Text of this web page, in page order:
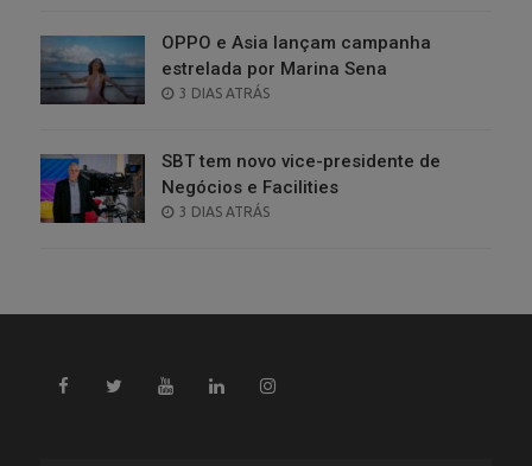
OPPO e Asia lançam campanha
estrelada por Marina Sena
POSTED
3 DIAS ATRÁS
SBT tem novo vice-presidente de
Negócios e Facilities
POSTED
3 DIAS ATRÁS